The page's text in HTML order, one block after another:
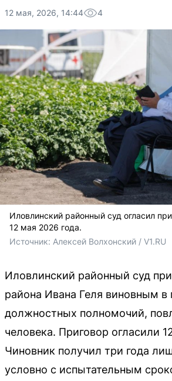
12 мая, 2026, 14:44 4
Иловлинский районный суд огласил
12 мая 2026 года.
Источник: Алексей Волхонский / V1.RU
Иловлинский районный суд
района Ивана Геля виновным
должностных полномочий,
человека. Приговор огласили
Чиновник получил три года
условно с испытательным